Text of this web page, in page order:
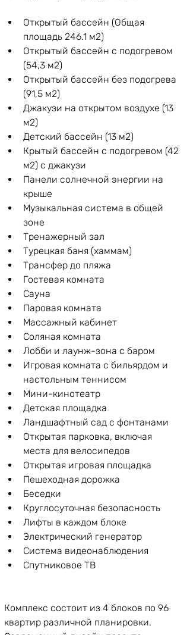
Открытый бассейн (Общая
площадь 246.1 м2)
Открытый бассейн с подогревом
(54,3 м2)
Открытый бассейн без подогрева
(91,5 м2)
Джакузи на открытом воздухе (13
м2)
Детский бассейн (13 м2)
Крытый бассейн с подогревом (42
м2) с джакузи
Панели солнечной энергии на
крыше
Музыкальная система в общей
зоне
Тренажерный зал
Турецкая баня (хаммам)
Трансфер до пляжа
Гостевая комната
Сауна
Паровая комната
Массажный кабинет
Соляная комната
Лобби и лаунж-зона с баром
Игровая комната с бильярдом и
настольным теннисом
Мини-кинотеатр
Детская площадка
Ландшафтный сад с фонтанами
Открытая парковка, включая
места для велосипедов
Открытая игровая площадка
Пешеходная дорожка
Беседки
Круглосуточная безопасность
Лифты в каждом блоке
Электрический генератор
Система видеонаблюдения
Спутниковое ТВ
Комплекс состоит из 4 блоков по 96
квартир различной планировки.